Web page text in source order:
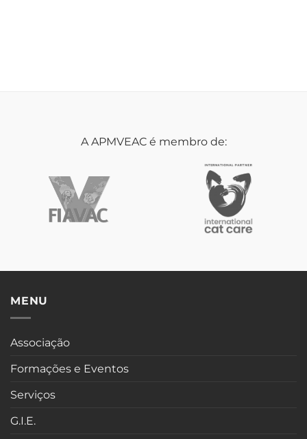
A APMVEAC é membro de:
MENU
Associação
Formações e Eventos
Serviços
G.I.E.